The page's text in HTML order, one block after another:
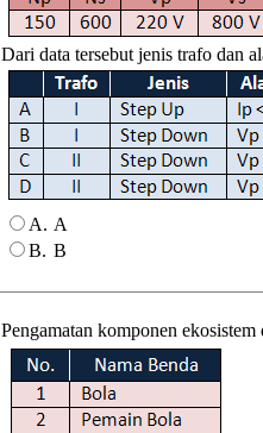
Dari data tersebut jenis trafo dan
A. A
B. B
Pengamatan komponen